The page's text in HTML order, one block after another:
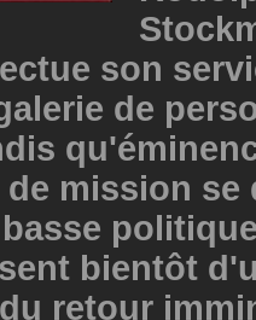
son
de
mission se
bientôt
retour